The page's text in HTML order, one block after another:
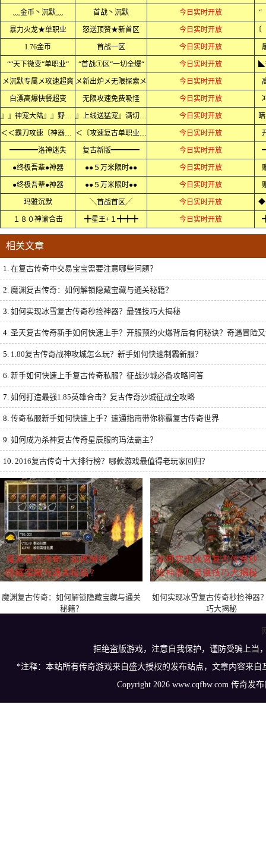
﹏金币丶沉默﹏ 首战丶沉默 今日实时开放 “
暴力火龙★单职业 怒送顶赞★新首区 今日实时开放
1.76金币 首战一区 今日实时开放
““天下微变“单职业“ “首战①区“一切全爆“ 今日实时开放 ◣
メ沉默专属メ攻速超爽 メ新出炉メ无限探索メ 今日实时开放
白漂高爆快餐超变 无限攻速免费吸怪 今日实时开放
』』神宠大陆』』野外抓宠 』上线送猛宠』满切割』』 今日实时开放
＜＜霸刀攻速〔神器〕＜＜ ＜〔攻速复古单职业〕＜ 今日实时开放
━━━━洛神迷失 复古新版━━━━ 今日实时开放
●终极吾辈●神器 ●●５万米限时●● 今日实时开放
●终极吾辈●神器 ●●５万米限时●● 今日实时开放
玛雅沉默 ╲首战首区╱ 今日实时开放 ◆
１８０神谕合击 ╋星王+１╋╋╋ 今日实时开放
相关文章
1. 在复古传奇中交易宝宝需要注意哪些问题？
2. 魔渊复古传奇：如何解锁隐藏宝藏与通关秘籍？
3. 如何实现冰雪复古传奇秒捡神器？最强技巧大揭秘
4. 圣天复古传奇新手如何快速上手？开服预约火爆背后有何秘诀？奇遇冒险
5. 1.80复古传奇战神攻城怎么玩？新手如何快速制霸新服？
6. 新手如何快速上手复古传奇私服？征战沙城必备攻略问答
7. 如何打造最强1.85英雄合击？复古传奇沙城征战全攻略
8. 传奇私服新手如何快速上手？速通指南带你称霸复古传奇世界
9. 如何成为杀神复古传奇星辰服的玛法霸主？
10. 2016复古传奇十大排行榜？哪款游戏最值得老玩家回归？
魔渊复古传奇：如何解锁隐藏宝藏与通关
秘籍？
如何实现冰雪复古传奇秒捡神器
巧大揭秘
拒绝盗版游戏，注意自我保护，谨防受骗上当
*注释：本站所有传奇游戏来自盛大授权的发布站点，文章内容来
Copyright 2026 www.cqfbw.com 传奇发